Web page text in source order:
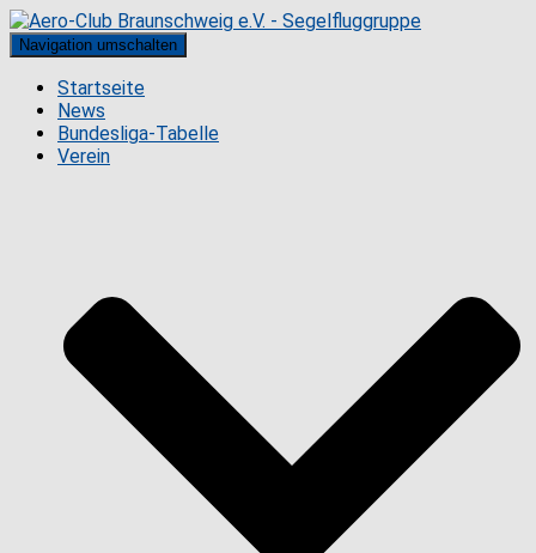
Navigation umschalten
Startseite
News
Bundesliga-Tabelle
Verein